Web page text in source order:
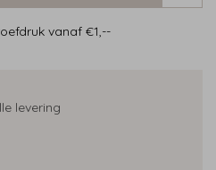
vanaf €1,--
levering